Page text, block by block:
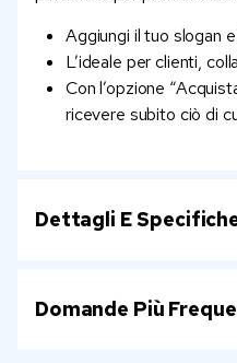
Aggiungi il tuo slogan
L’ideale per clienti,
Con l’opzione
ricevere subito ciò di
Dettagli E
Domande Più